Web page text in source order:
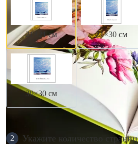
21×21 см 21×30 см
30×30 см
2 Укажите количество страниц